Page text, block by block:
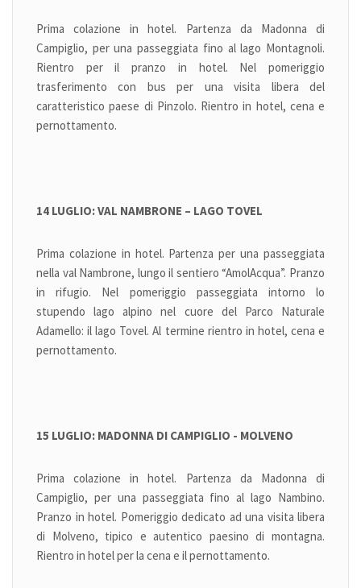
Prima colazione in hotel. Partenza da Madonna di
Campiglio, per una passeggiata fino al lago Montagnoli.
Rientro per il pranzo in hotel. Nel pomeriggio
trasferimento con bus per una visita libera del
caratteristico paese di Pinzolo. Rientro in hotel, cena e
pernottamento.
14 LUGLIO: VAL NAMBRONE – LAGO TOVEL
Prima colazione in hotel. Partenza per una passeggiata
nella val Nambrone, lungo il sentiero “AmolAcqua”. Pranzo
in rifugio. Nel pomeriggio passeggiata intorno lo
stupendo lago alpino nel cuore del Parco Naturale
Adamello: il lago Tovel. Al termine rientro in hotel, cena e
pernottamento.
15 LUGLIO: MADONNA DI CAMPIGLIO - MOLVENO
Prima colazione in hotel. Partenza da Madonna di
Campiglio, per una passeggiata fino al lago Nambino.
Pranzo in hotel. Pomeriggio dedicato ad una visita libera
di Molveno, tipico e autentico paesino di montagna.
Rientro in hotel per la cena e il pernottamento.